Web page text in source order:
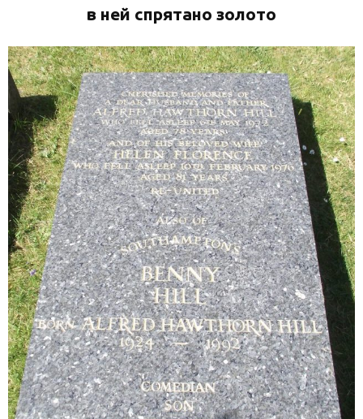
в ней спрятано золото